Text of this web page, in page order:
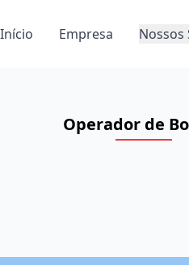
Início Empresa Nossos
Operador de